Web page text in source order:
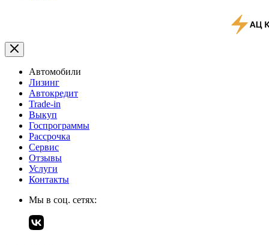
Автомобили
Лизинг
Автокредит
Trade-in
Выкуп
Госпрограммы
Рассрочка
Сервис
Отзывы
Услуги
Контакты
Мы в соц. сетях: